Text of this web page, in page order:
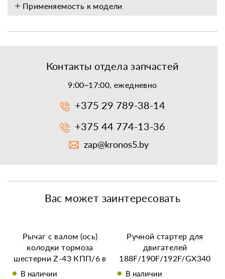
Применяемость к модели
Контакты отдела запчастей
9:00–17:00, ежедневно
+375 29 789-38-14
+375 44 774-13-36
zap@kronos5.by
Вас может заинтересовать
Рычаг с валом (ось)
колодки тормоза
шестерни Z-43 КПП/6 в
В наличии
Ручной стартер для
двигателей
188F/190F/192F/GX340
/GX390/182F (13-18
В наличии